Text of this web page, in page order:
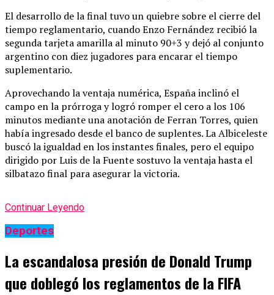
El desarrollo de la final tuvo un quiebre sobre el cierre del
tiempo reglamentario, cuando Enzo Fernández recibió la
segunda tarjeta amarilla al minuto 90+3 y dejó al conjunto
argentino con diez jugadores para encarar el tiempo
suplementario.
Aprovechando la ventaja numérica, España inclinó el
campo en la prórroga y logró romper el cero a los 106
minutos mediante una anotación de Ferran Torres, quien
había ingresado desde el banco de suplentes. La Albiceleste
buscó la igualdad en los instantes finales, pero el equipo
dirigido por Luis de la Fuente sostuvo la ventaja hasta el
silbatazo final para asegurar la victoria.
Continuar Leyendo
Deportes
La escandalosa presión de Donald Trump
que doblegó los reglamentos de la FIFA